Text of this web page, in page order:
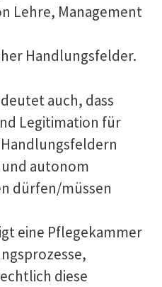
Lehre, Management
Handlungsfelder.
auch, dass
Legitimation für
autonom
dürfen/müssen
eine Pflegekammer
diese